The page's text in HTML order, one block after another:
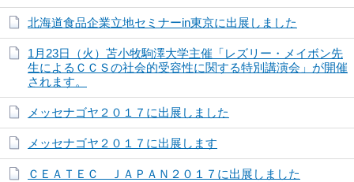
北海道食品企業立地セミナーin東京に出展しました
1月23日（火）苫小牧駒澤大学主催「レズリー・メイボン先
生によるＣＣＳの社会的受容性に関する特別講演会」が開催
されます。
メッセナゴヤ２０１７に出展しました
メッセナゴヤ２０１７に出展します
ＣＥＡＴＥＣ ＪＡＰＡＮ２０１７に出展しました